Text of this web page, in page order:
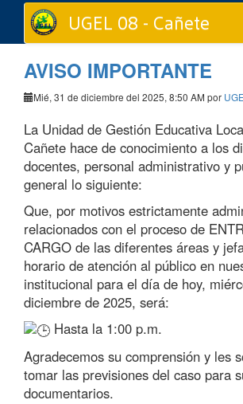
UGEL 08 - Cañete
AVISO IMPORTANTE
Mié, 31 de diciembre del 2025, 8:50 AM por
La Unidad de Gestión Educativa
Cañete hace de conocimiento a los
docentes, personal administrativo y
general lo siguiente:
Que, por motivos estrictamente
relacionados con el proceso de
CARGO de las diferentes áreas y
horario de atención al público en
institucional para el día de hoy,
diciembre de 2025, será:
Hasta la 1:00 p.m.
Agradecemos su comprensión y les
tomar las previsiones del caso para
documentarios.